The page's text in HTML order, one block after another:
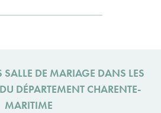
SALLE DE MARIAGE DANS LES
DÉPARTEMENT CHARENTE-
MARITIME